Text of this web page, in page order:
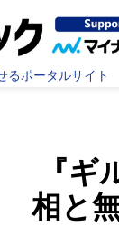
るポータルサイト
『
相と